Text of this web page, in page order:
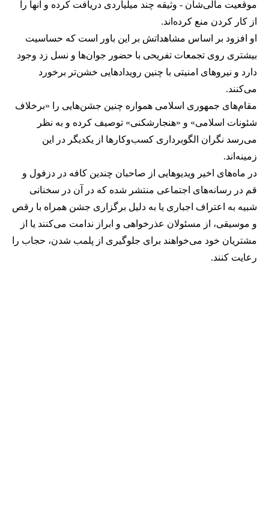
موقعیت مالی‌شان - وثیقه چند میلیاردی دریافت کرده و آنها را
از کار کردن منع کرده‌اند.
او افزود بر اساس مشاهداتش بر این باور است که حساسیت
بیشتری روی تجمعات تفریحی با حضور جوان‌ها و نسل زد وجود
دارد و نیروهای امنیتی با چنین رویدادهایی خشن‌تر برخورد
می‌کنند.
مقام‌های جمهوری اسلامی همواره چنین جشن‌هایی را «برخلاف
شئونات اسلامی» و «هنجارشکنی» توصیف کرده و به نظر
می‌رسد نگران الگوبرداری کسب‌وکارها از یکدیگر در این
زمینه‌اند.
در ماه‌های اخیر ویدیوهایی از صاحبان چندین کافه در دزفول و
قم در رسانه‌های اجتماعی منتشر شده که در آن در سخنانی
شبیه به اعتراف اجباری یا به دلیل برگزاری جشن همراه با رقص
و موسیقی، از مسئولان عذرخواهی و ابراز ندامت می‌کنند یا از
مشتریان خود می‌خواهند برای جلوگیری از پلمب شدن، حجاب را
رعایت کنند.